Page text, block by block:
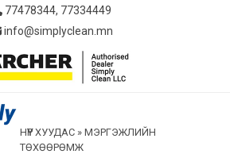
77478344, 77334449
info@simplyclean.mn
НҮҮР ХУУДАС» МЭРГЭЖЛИЙН
ТӨХӨӨРӨМЖ